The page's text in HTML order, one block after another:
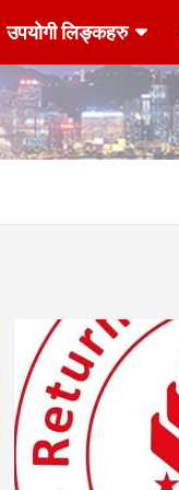
उपयोगी लिङ्कहरु